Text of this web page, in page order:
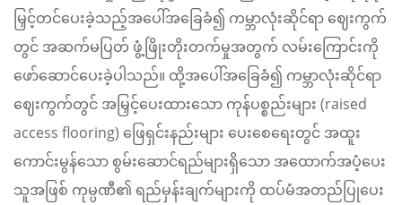
မြှင့်တင်ပေးခဲ့သည့်အပေါ်အခြေခံ၍ ကမ္ဘာလုံးဆိုင်ရာ ဈေးကွက်
တွင် အဆက်မပြတ် ဖွံ့ဖြိုးတိုးတက်မှုအတွက် လမ်းကြောင်းကို
ဖော်ဆောင်ပေးခဲ့ပါသည်။ ထို့အပေါ်အခြေခံ၍ ကမ္ဘာလုံးဆိုင်ရာ
ဈေးကွက်တွင် အမြှင့်ပေးထားသော ကုန်ပစ္စည်းများ (raised
access flooring) ဖြေရှင်းနည်းများ ပေးစေရေးတွင် အထူး
ကောင်းမွန်သော စွမ်းဆောင်ရည်များရှိသော အထောက်အပံ့ပေး
သူအဖြစ် ကုမ္ပဏီ၏ ရည်မှန်းချက်များကို ထပ်မံအတည်ပြုပေး